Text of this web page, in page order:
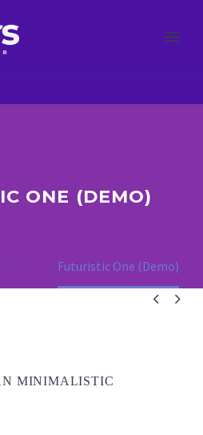
ONE (DEMO)
Futuristic One (Demo)
 
MINIMALISTIC